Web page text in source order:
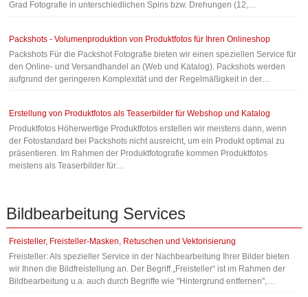
Grad Fotografie in unterschiedlichen Spins bzw. Drehungen (12,…
Packshots - Volumenproduktion von Produktfotos für Ihren Onlineshop
Packshots Für die Packshot Fotografie bieten wir einen speziellen Service für
den Online- und Versandhandel an (Web und Katalog). Packshots werden
aufgrund der geringeren Komplexität und der Regelmäßigkeit in der…
Erstellung von Produktfotos als Teaserbilder für Webshop und Katalog
Produktfotos Höherwertige Produktfotos erstellen wir meistens dann, wenn
der Fotostandard bei Packshots nicht ausreicht, um ein Produkt optimal zu
präsentieren. Im Rahmen der Produktfotografie kommen Produktfotos
meistens als Teaserbilder für…
Bildbearbeitung Services
Freisteller, Freisteller-Masken, Retuschen und Vektorisierung
Freisteller: Als spezieller Service in der Nachbearbeitung Ihrer Bilder bieten
wir Ihnen die Bildfreistellung an. Der Begriff „Freisteller“ ist im Rahmen der
Bildbearbeitung u.a. auch durch Begriffe wie "Hintergrund entfernen",…